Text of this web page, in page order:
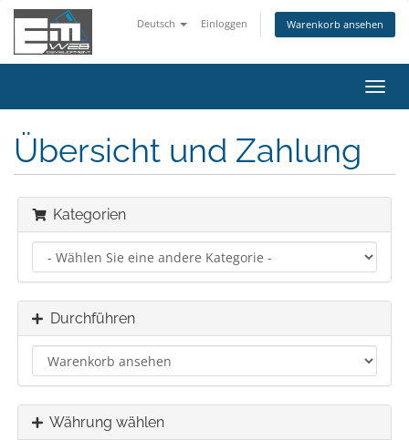
Deutsch Einloggen Warenkorb ansehen
ein-/
Übersicht und Zahlung
Kategorien
Durchführen
Währung wählen